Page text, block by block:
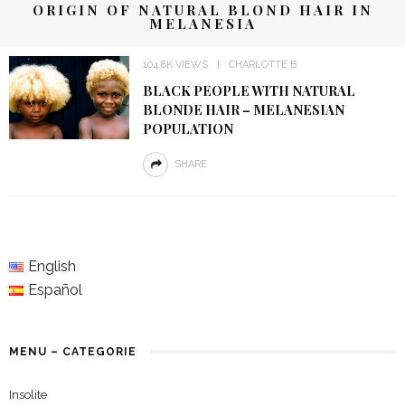
ORIGIN OF NATURAL BLOND HAIR IN
MELANESIA
104.8K VIEWS CHARLOTTE B
BLACK PEOPLE WITH NATURAL
BLONDE HAIR – MELANESIAN
POPULATION
SHARE
English
Español
MENU – CATEGORIE
Insolite